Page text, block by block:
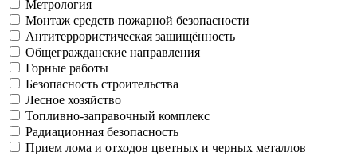
Метрология
Монтаж средств пожарной безопасности
Антитеррористическая защищённость
Общегражданские направления
Горные работы
Безопасность строительства
Лесное хозяйство
Топливно-заправочный комплекс
Радиационная безопасность
Прием лома и отходов цветных и черных металлов